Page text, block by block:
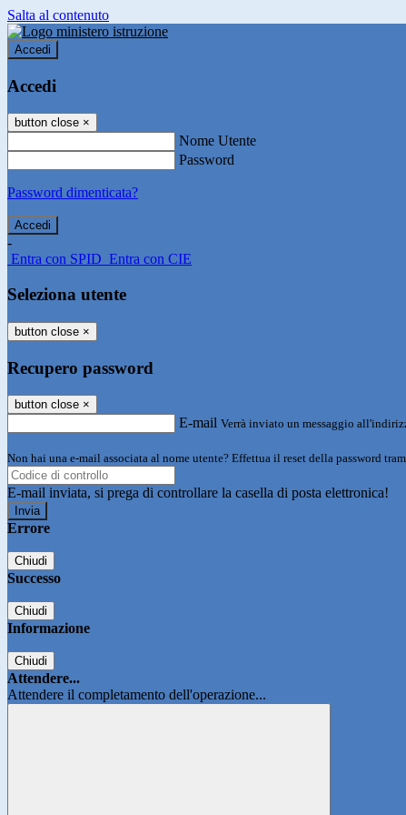
Salta al contenuto
Accedi
Accedi
button close ×
Nome Utente
Password
Password dimenticata?
-
Entra con SPID Entra con CIE
Seleziona utente
button close ×
Recupero password
button close ×
E-mail Verrà inviato un messaggio
Non hai una e-mail associata al nome utente? Effettua il reset della password
E-mail inviata, si prega di controllare la casella di posta elettronica!
Errore
Chiudi
Successo
Chiudi
Informazione
Chiudi
Attendere...
Attendere il completamento dell'operazione...